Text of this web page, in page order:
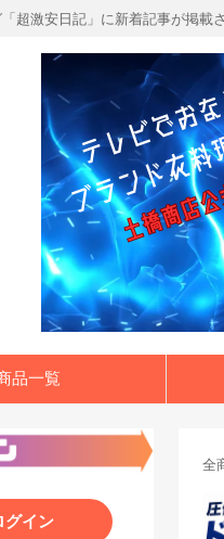
超激安日記」に新着記事が掲載
品一覧
全
グイン